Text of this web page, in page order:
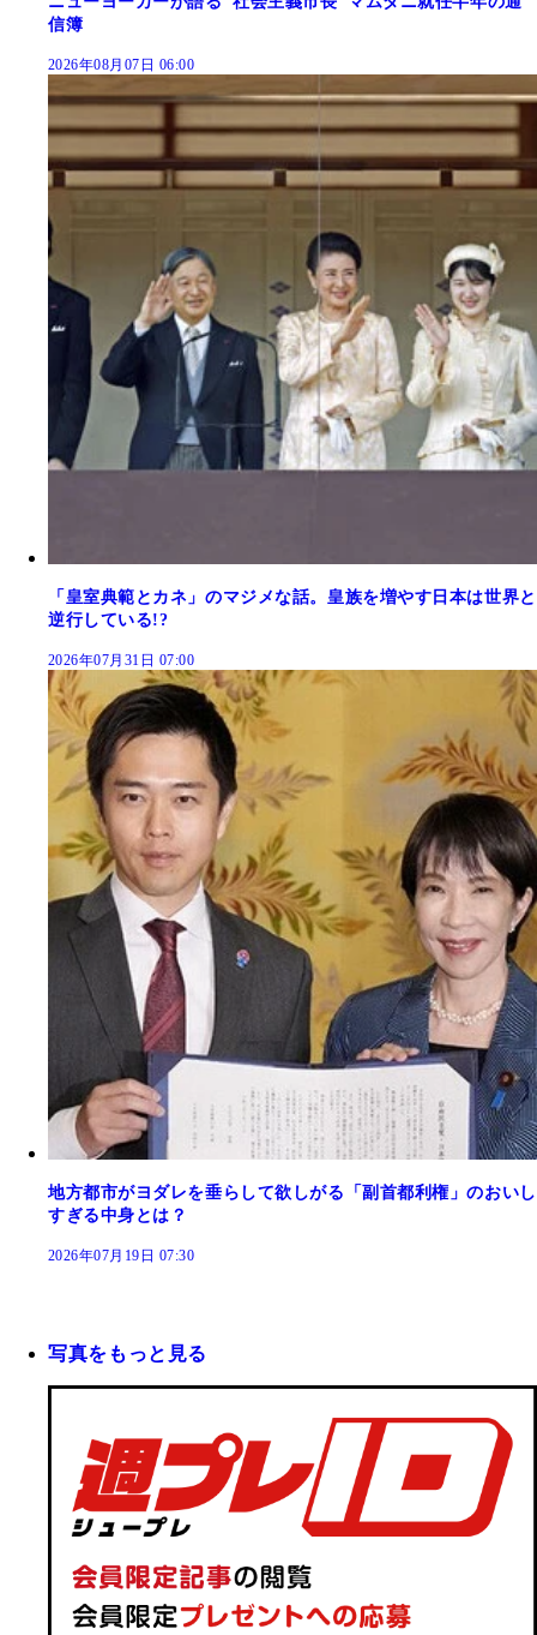
信簿
2026年08月07日 06:00
「皇室典範とカネ」のマジメな話。皇族を増やす日本は世界と
逆行している!?
2026年07月31日 07:00
地方都市がヨダレを垂らして欲しがる「副首都利権」のおいし
すぎる中身とは？
2026年07月19日 07:30
写真をもっと見る